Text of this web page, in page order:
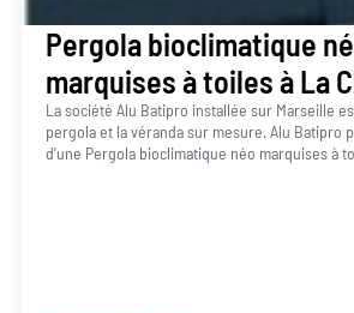
Pergola bioclimatique
marquises à toiles à La
La société Alu Batipro installée sur Marseille
pergola et la véranda sur mesure. Alu Batipro
d’une Pergola bioclimatique néo marquises à